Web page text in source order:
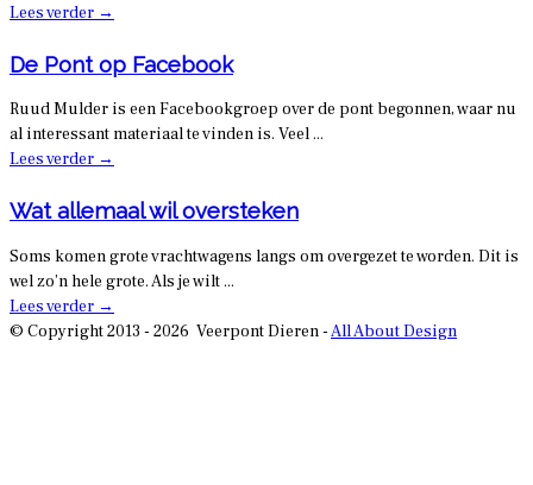
Lees verder →
De Pont op Facebook
Ruud Mulder is een Facebookgroep over de pont begonnen, waar nu
al interessant materiaal te vinden is. Veel ...
Lees verder →
Wat allemaal wil oversteken
Soms komen grote vrachtwagens langs om overgezet te worden. Dit is
wel zo’n hele grote. Als je wilt ...
Lees verder →
© Copyright 2013 - 2026 Veerpont Dieren -All About Design